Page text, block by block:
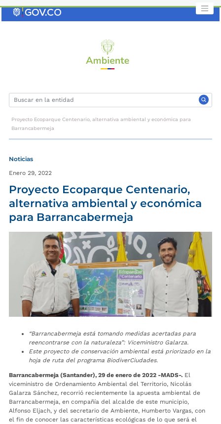
Proyecto Ecoparque Centenario, alternativa ambiental y económica para
Barrancabermeja
Noticias
Enero 29, 2022
Proyecto Ecoparque Centenario,
alternativa ambiental y económica
para Barrancabermeja
“Barrancabermeja está tomando medidas acertadas para
reencontrarse con la naturaleza”: Viceministro Galarza.
Este proyecto de conservación ambiental está priorizado en la
hoja de ruta del programa BiodiverCiudades.
Barrancabermeja (Santander), 29 de enero de 2022 -MADS-. El
viceministro de Ordenamiento Ambiental del Territorio, Nicolás
Galarza Sánchez, recorrió recientemente la apuesta ambiental de
Barrancabermeja, en compañía del alcalde de este municipio,
Alfonso Eljach, y del secretario de Ambiente, Humberto Vargas, con
el fin de conocer las características ecológicas de lo que será el